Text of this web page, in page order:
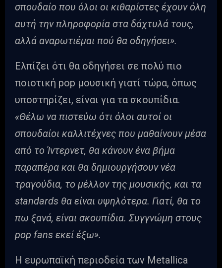
σπουδαίο που όλοι οι κιθαρίστες έχουν όλη
αυτή την πληροφορία στα δάχτυλά τους,
αλλά αναρωτιέμαι πού θα οδηγήσει».
Ελπίζει ότι θα οδηγήσει σε πολύ πιο
ποιοτική pop μουσική γιατί τώρα, όπως
υποστηρίζει, είναι για τα σκουπίδια.
«Θέλω να πιστεύω ότι όλοι αυτοί οι
σπουδαίοι καλλιτέχνες που μαθαίνουν μέσα
από το Ίντερνετ, θα κάνουν ένα βήμα
παραπέρα και θα δημιουργήσουν νέα
τραγούδια, το μέλλον της μουσικής, και τα
standards θα είναι υψηλότερα. Γιατί, θα το
πω ξανά, είναι σκουπίδια. Συγγνώμη στους
pop fans εκεί έξω».
Η ευρωπαϊκή περιοδεία των Metallica